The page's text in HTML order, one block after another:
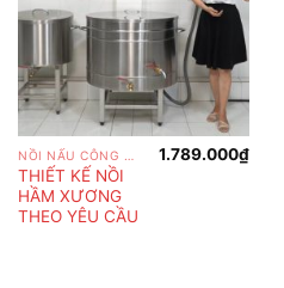
THIẾT KẾ NỒI
HẦM XƯƠNG
THEO YÊU CẦU
1.789.000₫